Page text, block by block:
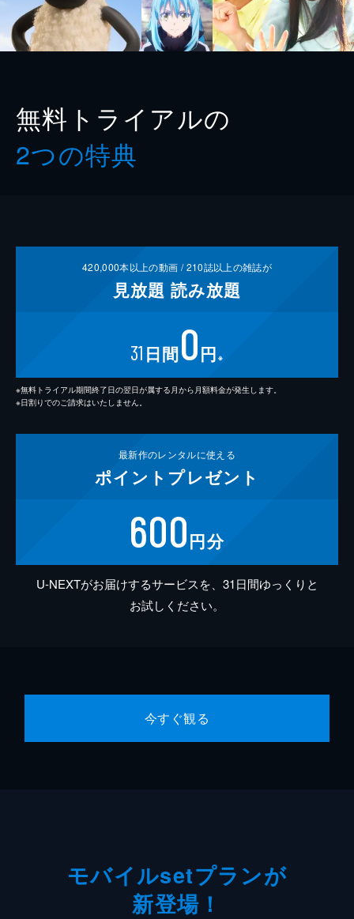
無料トライアルの
2つの特典
420,000本以上の動画 /210誌以上の雑誌が
見放題 読み放題
31 日間0円 ※
※無料トライアル期間終了日の翌日が属する月から月額料金が発生します。
※日割りでのご請求はいたしません。
最新作のレンタルに使える
ポイント プレゼント
600円分
U-NEXTがお届けするサービスを、31日間ゆっくりと
お試しください。
今すぐ観る
モバイルsetプランが
新登場！